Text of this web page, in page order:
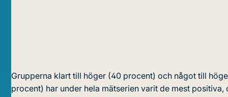
Grupperna klart till höger (40 procent) och något till
procent) har under hela mätserien varit de mest positiva,